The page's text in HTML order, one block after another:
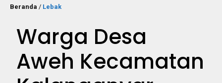
Beranda / Lebak
Warga Desa
Aweh Kecamatan